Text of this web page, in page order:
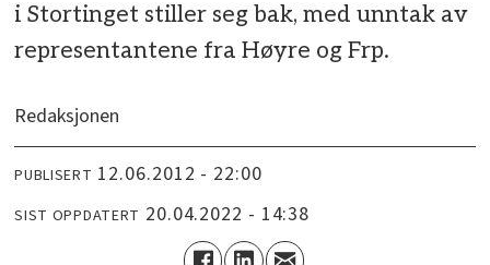
i Stortinget stiller seg bak, med unntak av
representantene fra Høyre og Frp.
Redaksjonen
PUBLISERT 12.06.2012 - 22:00
SIST OPPDATERT 20.04.2022 - 14:38